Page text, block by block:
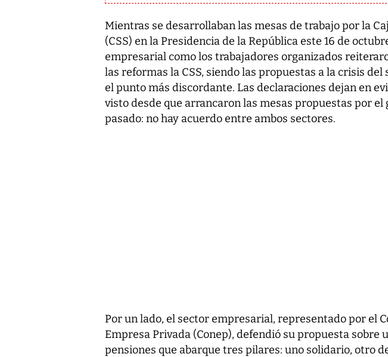
Mientras se desarrollaban las mesas de trabajo por la
(CSS) en la Presidencia de la República este 16 de
empresarial como los trabajadores organizados
las reformas la CSS, siendo las propuestas a la crisis del
el punto más discordante. Las declaraciones dejan en
visto desde que arrancaron las mesas propuestas por el
pasado: no hay acuerdo entre ambos sectores.
Por un lado, el sector empresarial, representado por el
Empresa Privada (Conep), defendió su propuesta sobre
pensiones que abarque tres pilares: uno solidario, otro